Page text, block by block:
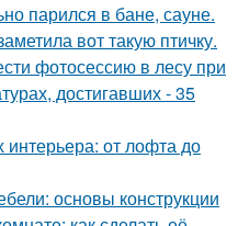
парился в бане, сауне.
вот такую птичку.
фотосессию в лесу при
достигавших - 35
интерьера: от лофта до
основы конструкции